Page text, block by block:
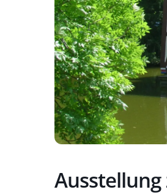
Ausstellung